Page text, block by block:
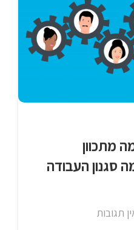
מתכוון
סגנון העבודה
תגובות